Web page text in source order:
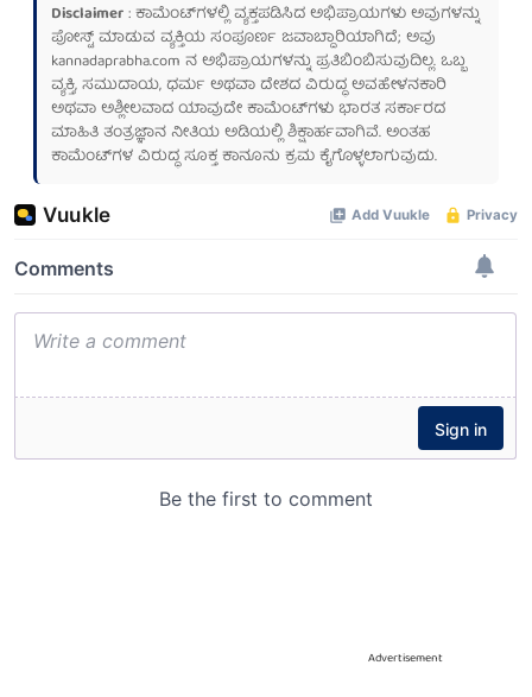
Disclaimer: ಕಾಮೆಂಟ್‌ಗಳಲ್ಲಿ ವ್ಯಕ್ತಪಡಿಸಿದ ಅಭಿಪ್ರಾಯಗಳು ಅವುಗಳನ್ನು
ಪೋಸ್ಟ್ ಮಾಡುವ ವ್ಯಕ್ತಿಯ ಸಂಪೂರ್ಣ ಜವಾಬ್ದಾರಿಯಾಗಿದೆ; ಅವು
kannadaprabha.com ನ ಅಭಿಪ್ರಾಯಗಳನ್ನು ಪ್ರತಿಬಿಂಬಿಸುವುದಿಲ್ಲ. ಒಬ್ಬ
ವ್ಯಕ್ತಿ, ಸಮುದಾಯ, ಧರ್ಮ ಅಥವಾ ದೇಶದ ವಿರುದ್ಧ ಅವಹೇಳನಕಾರಿ
ಅಥವಾ ಅಶ್ಲೀಲವಾದ ಯಾವುದೇ ಕಾಮೆಂಟ್‌ಗಳು ಭಾರತ ಸರ್ಕಾರದ
ಮಾಹಿತಿ ತಂತ್ರಜ್ಞಾನ ನೀತಿಯ ಅಡಿಯಲ್ಲಿ ಶಿಕ್ಷಾರ್ಹವಾಗಿವೆ. ಅಂತಹ
ಕಾಮೆಂಟ್‌ಗಳ ವಿರುದ್ಧ ಸೂಕ್ತ ಕಾನೂನು ಕ್ರಮ ಕೈಗೊಳ್ಳಲಾಗುವುದು.
Advertisement